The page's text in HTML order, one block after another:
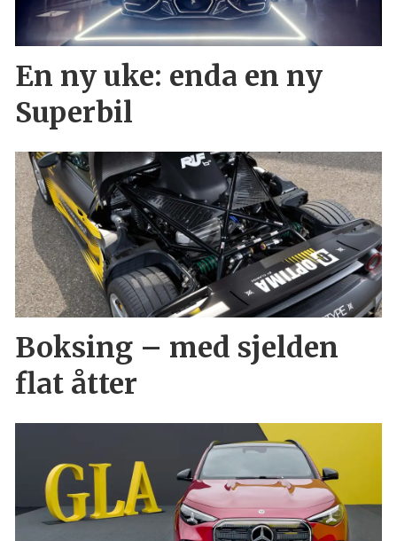
En ny uke: enda en ny
Superbil
Boksing – med sjelden
flat åtter